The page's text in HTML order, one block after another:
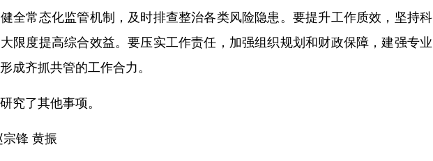
全常态化监管机制，及时排查整治各类风险隐患。要提升工作质效，坚持科
限度提高综合效益。要压实工作责任，加强组织规划和财政保障，建强专业
成齐抓共管的工作合力。
了其他事项。
锋 黄振